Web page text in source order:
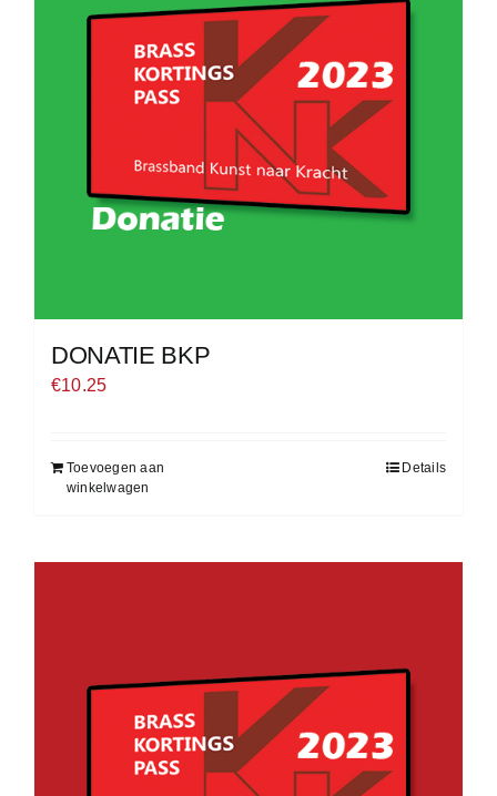
DONATIE BKP
€10.25
Toevoegen aan
winkelwagen
Details